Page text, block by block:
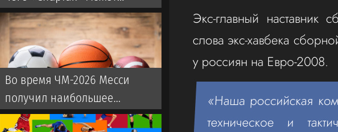
Экс-главный наставник
слова экс-хавбека
у россиян на Евро-2008.
«Наша российская
техническое и
обыграть «Краснодар»
Во время ЧМ-2026 Месси
получил наибольшее
количество угроз